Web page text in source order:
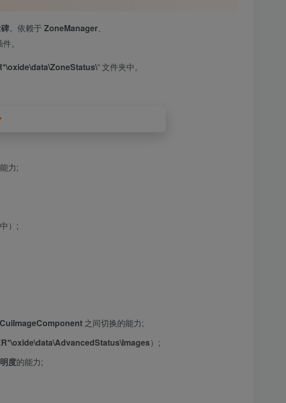
。依赖于 ZoneManager
。
” 文件夹中。
力;
）;
CuiImageComponent 之间切换的能力;
）;
度的能力;